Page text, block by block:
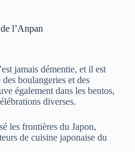
l’Anpan
jamais démentie, et il est
boulangeries et des
également dans les bentos,
diverses.
les frontières du Japon,
de cuisine japonaise du